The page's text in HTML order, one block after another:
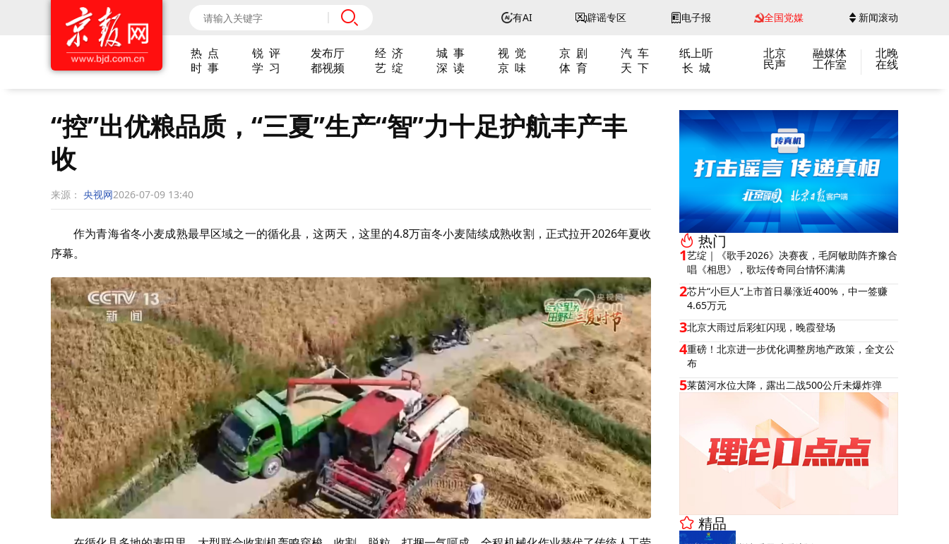
有AI 辟谣专区 电子报 全国党媒 新闻滚动
热 点 锐 评 发布厅 经 济 城 事 视 觉 京 剧 汽 车
纸上听
时 事
学 习 都视频 艺 绽 深 读 京 味 体 育 天 下 长 城
北京
民声
融媒体
工作室
北晚
在线
“控”出优粮品质，“三夏”生产“智”力十足护航丰产丰
收
来源： 央视网2026-07-09 13:40
作为青海省冬小麦成熟最早区域之一的循化县，这两天，这里的4.8万亩冬小麦陆续成熟收割，正式拉开2026年夏收
序幕。
热门
1艺绽｜《歌手2026》决赛夜，毛阿敏助阵齐豫合
唱《相思》，歌坛传奇同台情怀满满
2芯片“小巨人”上市首日暴涨近400%，中一签赚
4.65万元
3北京大雨过后彩虹闪现，晚霞登场
4重磅！北京进一步优化调整房地产政策，全文公
布
5莱茵河水位大降，露出二战500公斤未爆炸弹
精品